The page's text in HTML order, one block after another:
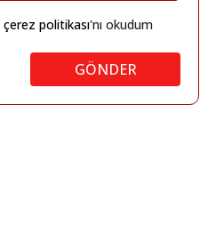
çerez politikası'nı okudum
GÖNDER